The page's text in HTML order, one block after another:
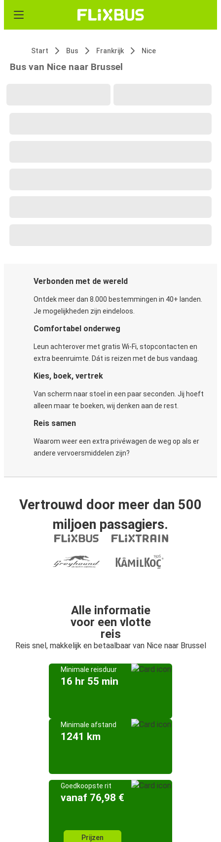
Start Bus Frankrijk Nice
Bus van Nice naar Brussel
Verbonden met de wereld
Ontdek meer dan 8.000 bestemmingen in 40+ landen.
Je mogelijkheden zijn eindeloos.
Comfortabel onderweg
Leun achterover met gratis Wi-Fi, stopcontacten en
extra beenruimte. Dát is reizen met de bus vandaag.
Kies, boek, vertrek
Van scherm naar stoel in een paar seconden. Jij hoeft
alleen maar te boeken, wij denken aan de rest.
Reis samen
Waarom weer een extra privéwagen de weg op als er
andere vervoersmiddelen zijn?
Vertrouwd door meer dan 500
miljoen passagiers.
Alle informatie
voor een vlotte
reis
Reis snel, makkelijk en betaalbaar van Nice naar Brussel
Minimale reisduur
16 hr 55 min
Minimale afstand
1241 km
Goedkoopste rit
vanaf 76,98 €
Prijzen